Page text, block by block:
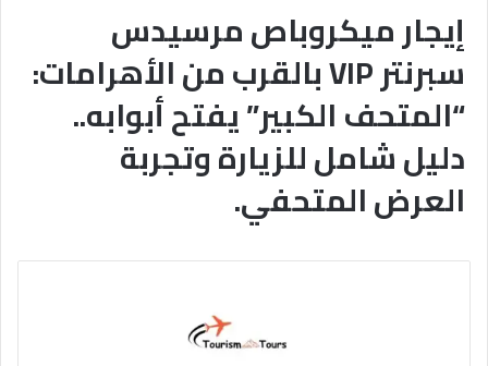
إيجار ميكروباص مرسيدس
سبرنتر VIP بالقرب من الأهرامات:
“المتحف الكبير” يفتح أبوابه..
دليل شامل للزيارة وتجربة
العرض المتحفي.